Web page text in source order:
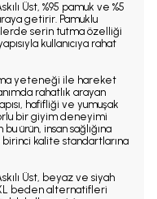
Üst, %95 pamuk ve %5
getirir. Pamuklu
serin tutma özelliği
kullanıcıya rahat
yeteneği ile hareket
rahatlık arayan
hafifliği ve yumuşak
bir giyim deneyimi
ürün, insan sağlığına
kalite standartlarına
Üst, beyaz ve siyah
beden alternatifleri